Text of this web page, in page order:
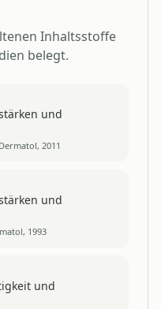
Inhaltsstoffe
belegt.
und
2011
und
1993
und